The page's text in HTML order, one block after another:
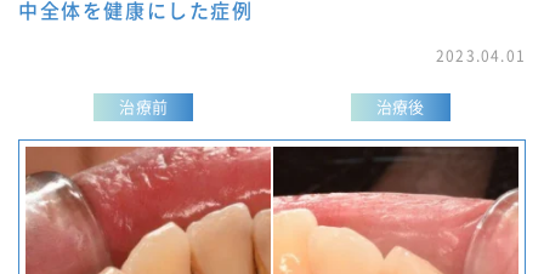
中全体を健康にした症例
2023.04.01
治療前 治療後